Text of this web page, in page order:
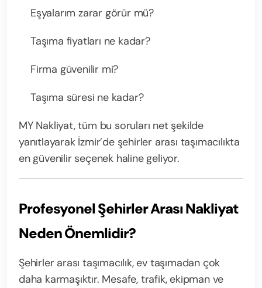
Eşyalarım zarar görür mü?
Taşıma fiyatları ne kadar?
Firma güvenilir mi?
Taşıma süresi ne kadar?
MY Nakliyat, tüm bu soruları net şekilde
yanıtlayarak İzmir’de şehirler arası taşımacılıkta
en güvenilir seçenek haline geliyor.
Profesyonel Şehirler Arası Nakliyat
Neden Önemlidir?
Şehirler arası taşımacılık, ev taşımadan çok
daha karmaşıktır. Mesafe, trafik, ekipman ve